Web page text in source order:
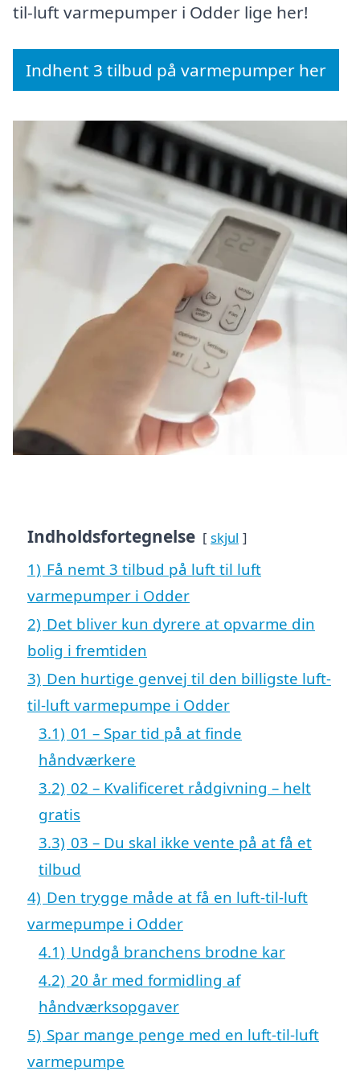
til-luft varmepumper i Odder lige her!
Indhent 3 tilbud på varmepumper her
Indholdsfortegnelse skjul
1) Få nemt 3 tilbud på luft til luft
varmepumper i Odder
2) Det bliver kun dyrere at opvarme din
bolig i fremtiden
3) Den hurtige genvej til den billigste luft-
til-luft varmepumpe i Odder
3.1) 01 – Spar tid på at finde
håndværkere
3.2) 02 – Kvalificeret rådgivning – helt
gratis
3.3) 03 – Du skal ikke vente på at få et
tilbud
4) Den trygge måde at få en luft-til-luft
varmepumpe i Odder
4.1) Undgå branchens brodne kar
4.2) 20 år med formidling af
håndværksopgaver
5) Spar mange penge med en luft-til-luft
varmepumpe